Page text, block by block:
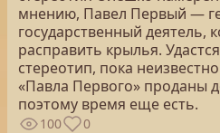
мнению, Павел Первый —
государственный деятель,
расправить крылья.
стереотип, пока
«Павла Первого» проданы
поэтому время еще есть.
100 0